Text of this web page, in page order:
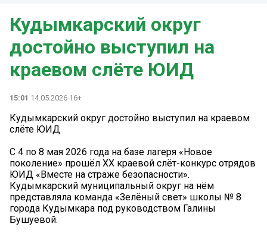
Кудымкарский округ
достойно выступил на
краевом слёте ЮИД
15:01 14.05.2026 16+
Кудымкарский округ достойно выступил на краевом
слёте ЮИД
С 4 по 8 мая 2026 года на базе лагеря «Новое
поколение» прошёл ХХ краевой слёт-конкурс отрядов
ЮИД «Вместе на страже безопасности».
Кудымкарский муниципальный округ на нём
представляла команда «Зелёный свет» школы № 8
города Кудымкара под руководством Галины
Бушуевой.